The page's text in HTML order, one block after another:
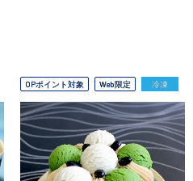
OPポイント対象 Web限定 冷凍